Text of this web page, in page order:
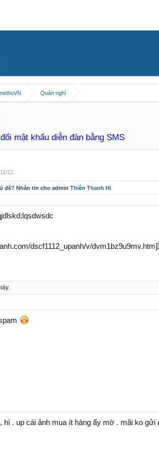
Quán nghỉ
mật khẩu diễn đàn bằng SMS
12
đề? Nhắn tin cho adminThiên Thanh Hi
dscf1112_upanh/v/dvm1bz9u9mv.htm]
hì . up cái ảnh mua ít hàng ấy mờ . mãi ko gửi